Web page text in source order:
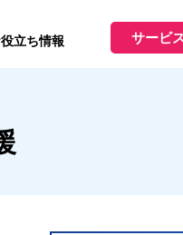
貸管理
務向け機能
流れ
立ち情報
ブログ
サービ